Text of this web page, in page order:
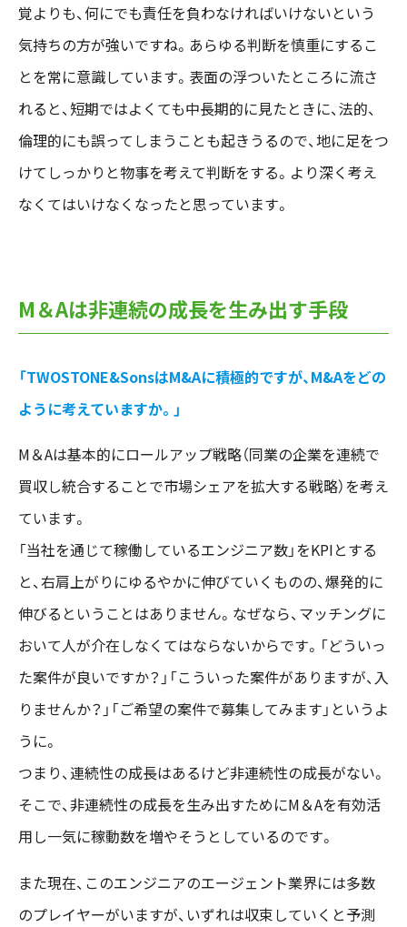
覚よりも、何にでも責任を負わなければいけないという
気持ちの方が強いですね。あらゆる判断を慎重にするこ
とを常に意識しています。表面の浮ついたところに流さ
れると、短期ではよくても中長期的に見たときに、法的、
倫理的にも誤ってしまうことも起きうるので、地に足をつ
けてしっかりと物事を考えて判断をする。より深く考え
なくてはいけなくなったと思っています。
M＆Aは非連続の成長を生み出す手段
「TWOSTONE&SonsはM&Aに積極的ですが、M&Aをどの
ように考えていますか。」
M＆Aは基本的にロールアップ戦略（同業の企業を連続で
買収し統合することで市場シェアを拡大する戦略）を考え
ています。
「当社を通じて稼働しているエンジニア数」をKPIとする
と、右肩上がりにゆるやかに伸びていくものの、爆発的に
伸びるということはありません。なぜなら、マッチングに
おいて人が介在しなくてはならないからです。「どういっ
た案件が良いですか？」「こういった案件がありますが、入
りませんか？」「ご希望の案件で募集してみます」というよ
うに。
つまり、連続性の成長はあるけど非連続性の成長がない。
そこで、非連続性の成長を生み出すためにM＆Aを有効活
用し一気に稼動数を増やそうとしているのです。
また現在、このエンジニアのエージェント業界には多数
のプレイヤーがいますが、いずれは収束していくと予測